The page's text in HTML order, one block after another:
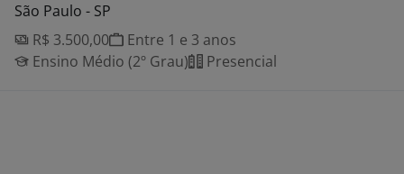
São Paulo - SP
R$ 3.500,00
Entre 1 e 3 anos
Ensino Médio (2º Grau)
Presencial